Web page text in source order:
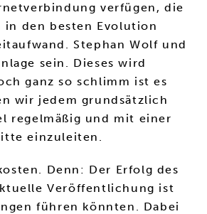
verfügen, die
den besten Evolution
Stephan Wolf und
sein. Dieses wird
ganz so schlimm ist es
wir jedem grundsätzlich
regelmäßig und mit einer
einzuleiten.
Denn: Der Erfolg des
Veröffentlichung ist
führen könnten. Dabei